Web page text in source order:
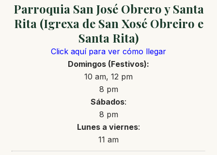
Parroquia San José Obrero y Santa
Rita (Igrexa de San Xosé Obreiro e
Santa Rita)
Click aquí para ver cómo llegar
Domingos (Festivos):
10 am, 12 pm
8 pm
Sábados:
8 pm
Lunes a viernes:
11 am